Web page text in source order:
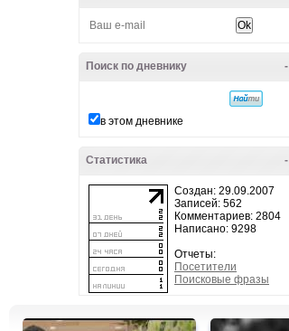
-
Поиск по дневнику
в этом дневнике
-
Статистика
Создан: 29.09.2007
Записей: 562
Комментариев: 2804
Написано: 9298
Отчеты:
Посетители
Поисковые фразы